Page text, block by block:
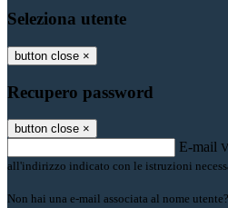
Seleziona utente
button close ×
Recupero password
button close ×
E-mail
all'indirizzo indicato con le istruzioni
Non hai una e-mail associata al nome